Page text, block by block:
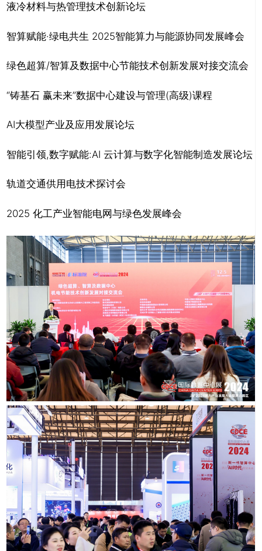
液冷材料与热管理技术创新论坛
智算赋能·绿电共生 2025智能算力与能源协同发展峰会
绿色超算/智算及数据中心节能技术创新发展对接交流会
“铸基石 赢未来”数据中心建设与管理(高级)课程
AI大模型产业及应用发展论坛
智能引领,数字赋能:AI 云计算与数字化智能制造发展论坛
轨道交通供用电技术探讨会
2025 化工产业智能电网与绿色发展峰会